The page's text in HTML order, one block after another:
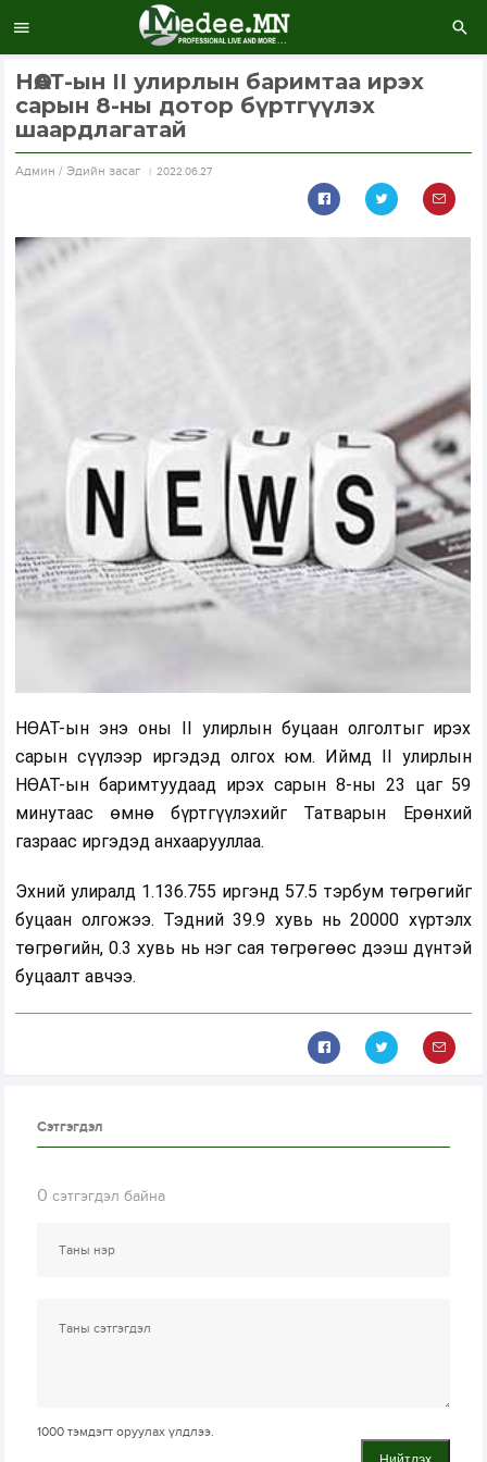
НӨАТ-ын II улирлын баримтаа ирэх
сарын 8-ны дотор бүртгүүлэх
шаардлагатай
Aдмин / Эдийн засаг 2022.06.27
НӨАТ-ын энэ оны II улирлын буцаан олголтыг ирэх
сарын сүүлээр иргэдэд олгох юм. Иймд II улирлын
НӨАТ-ын баримтуудаад ирэх сарын 8-ны 23 цаг 59
минутаас өмнө бүртгүүлэхийг Татварын Ерөнхий
газраас иргэдэд анхаарууллаа.
Эхний улиралд 1.136.755 иргэнд 57.5 тэрбум төгрөгийг
буцаан олгожээ. Тэдний 39.9 хувь нь 20000 хүртэлх
төгрөгийн, 0.3 хувь нь нэг сая төгрөгөөс дээш дүнтэй
буцаалт авчээ.
Сэтгэгдэл
0 сэтгэгдэл байна
1000 тэмдэгт оруулах үлдлээ.